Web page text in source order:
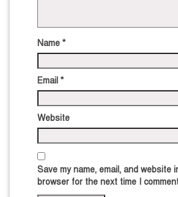
Name *
Email *
Website
Save my name, email, and website
browser for the next time I